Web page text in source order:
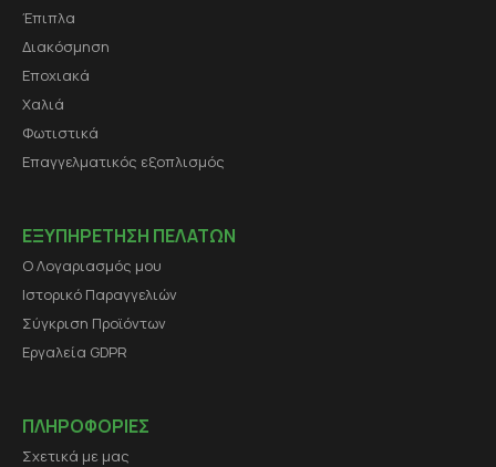
Έπιπλα
Διακόσμηση
Εποχιακά
Χαλιά
Φωτιστικά
Επαγγελματικός εξοπλισμός
ΕΞΥΠΗΡΕΤΗΣΗ ΠΕΛΑΤΩΝ
Ο Λογαριασμός μου
Ιστορικό Παραγγελιών
Σύγκριση Προϊόντων
Εργαλεία GDPR
ΠΛΗΡΟΦΟΡΙΕΣ
Σχετικά με μας